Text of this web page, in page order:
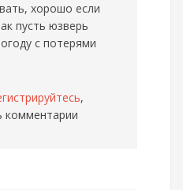
хорошо если
пусть юзверь
с потерями
,
комментарии